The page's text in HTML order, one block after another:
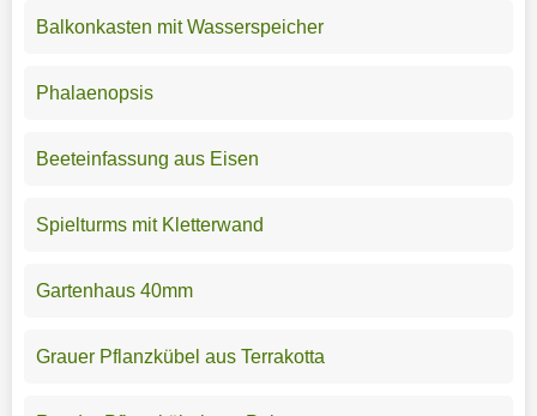
Balkonkasten mit Wasserspeicher
Phalaenopsis
Beeteinfassung aus Eisen
Spielturms mit Kletterwand
Gartenhaus 40mm
Grauer Pflanzkübel aus Terrakotta